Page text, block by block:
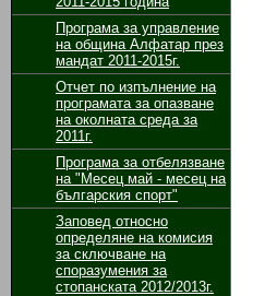
Програма за управление
на община Алфатар през
мандат 2011-2015г.
Отчет по изпълнение на
програмата за опазване
на околната среда за
2011г.
Програма за отбелязване
на "Месец май - месец на
българския спорт"
Заповед относно
определяне на комисия
за сключване на
споразумения за
стопанската 2012/2013г.